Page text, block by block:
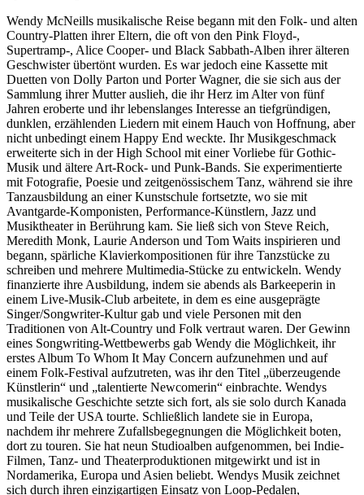
Wendy McNeills musikalische Reise begann mit den Folk- und alten
Country-Platten ihrer Eltern, die oft von den Pink Floyd-,
Supertramp-, Alice Cooper- und Black Sabbath-Alben ihrer älteren
Geschwister übertönt wurden. Es war jedoch eine Kassette mit
Duetten von Dolly Parton und Porter Wagner, die sie sich aus der
Sammlung ihrer Mutter auslieh, die ihr Herz im Alter von fünf
Jahren eroberte und ihr lebenslanges Interesse an tiefgründigen,
dunklen, erzählenden Liedern mit einem Hauch von Hoffnung, aber
nicht unbedingt einem Happy End weckte. Ihr Musikgeschmack
erweiterte sich in der High School mit einer Vorliebe für Gothic-
Musik und ältere Art-Rock- und Punk-Bands. Sie experimentierte
mit Fotografie, Poesie und zeitgenössischem Tanz, während sie ihre
Tanzausbildung an einer Kunstschule fortsetzte, wo sie mit
Avantgarde-Komponisten, Performance-Künstlern, Jazz und
Musiktheater in Berührung kam. Sie ließ sich von Steve Reich,
Meredith Monk, Laurie Anderson und Tom Waits inspirieren und
begann, spärliche Klavierkompositionen für ihre Tanzstücke zu
schreiben und mehrere Multimedia-Stücke zu entwickeln. Wendy
finanzierte ihre Ausbildung, indem sie abends als Barkeeperin in
einem Live-Musik-Club arbeitete, in dem es eine ausgeprägte
Singer/Songwriter-Kultur gab und viele Personen mit den
Traditionen von Alt-Country und Folk vertraut waren. Der Gewinn
eines Songwriting-Wettbewerbs gab Wendy die Möglichkeit, ihr
erstes Album To Whom It May Concern aufzunehmen und auf
einem Folk-Festival aufzutreten, was ihr den Titel „überzeugende
Künstlerin“ und „talentierte Newcomerin“ einbrachte. Wendys
musikalische Geschichte setzte sich fort, als sie solo durch Kanada
und Teile der USA tourte. Schließlich landete sie in Europa,
nachdem ihr mehrere Zufallsbegegnungen die Möglichkeit boten,
dort zu touren. Sie hat neun Studioalben aufgenommen, bei Indie-
Filmen, Tanz- und Theaterproduktionen mitgewirkt und ist in
Nordamerika, Europa und Asien beliebt. Wendys Musik zeichnet
sich durch ihren einzigartigen Einsatz von Loop-Pedalen,